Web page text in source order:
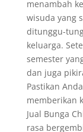
menambah
wisuda yang
ditunggu-
keluarga.
semester
dan juga
Pastikan
memberikan
Jual Bunga
rasa